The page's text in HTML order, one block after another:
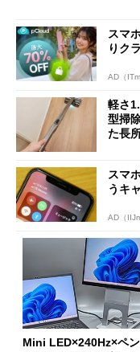
スマ
りク
AD（
軽さ
型掃
た長
スマ
うキ
AD（
Mini LED×240Hz×ペン